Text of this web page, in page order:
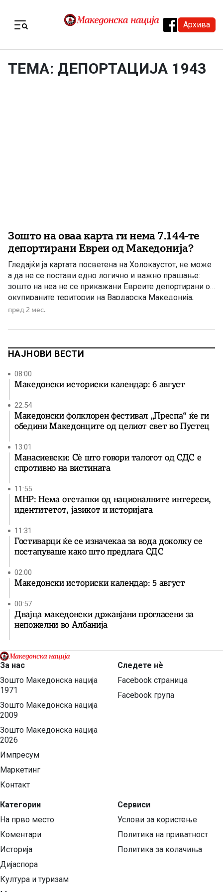
Архива
ТЕМА: ДЕПОРТАЦИЈА 1943
Зошто на оваа карта ги нема 7.144-те
депортирани Евреи од Македонија?
Гледајќи ја картата посветена на Холокаустот, не може
а да не се постави едно логично и важно прашање:
зошто на неа не се прикажани Евреите депортирани од
окупираните територии на Вардарска Македонија,
Егејска Македонија и Пирот? На картата се наведени
бројот на Евреите кои живееле пред Втората […]
пред 2 мес.
НАЈНОВИ ВЕСТИ
08:00
Македонски историски календар: 6 август
22:54
Македонски фолклорен фестивал „Преспа“ ќе ги
обедини Македонците од целиот свет во Пустец
13:01
Манасиевски: Сè што говори талогот од СДС е
спротивно на вистината
11:55
МНР: Нема отстапки од националните интереси,
идентитетот, јазикот и историјата
11:31
Гостиварци ќе се изначекаа за вода доколку се
постапуваше како што предлага СДС
02:00
Македонски историски календар: 5 август
00:57
Двајца македонски државјани прогласени за
непожелни во Албанија
За нас
Зошто Македонска нација
1971
Зошто Македонска нација
2009
Зошто Македонска нација
2026
Импресум
Маркетинг
Контакт
Категории
На прво место
Коментари
Историја
Дијаспора
Култура и туризам
Следете нѐ
Facebook страница
Facebook група
Сервиси
Услови за користење
Политика на приватност
Политика за колачиња